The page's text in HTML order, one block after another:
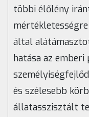
többi élőlény
által
hatása az emberi
és szélesebb
állatasszisztált